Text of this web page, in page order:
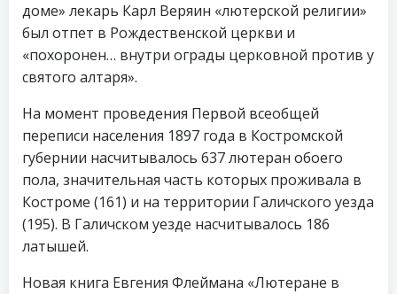
доме» лекарь Карл Веряин «лютерской религии»
был отпет в Рождественской церкви и
«похоронен… внутри ограды церковной против у
святого алтаря».
На момент проведения Первой всеобщей
переписи населения 1897 года в Костромской
губернии насчитывалось 637 лютеран обоего
пола, значительная часть которых проживала в
Костроме (161) и на территории Галичского уезда
(195). В Галичском уезде насчитывалось 186
латышей.
Новая книга Евгения Флеймана «Лютеране в